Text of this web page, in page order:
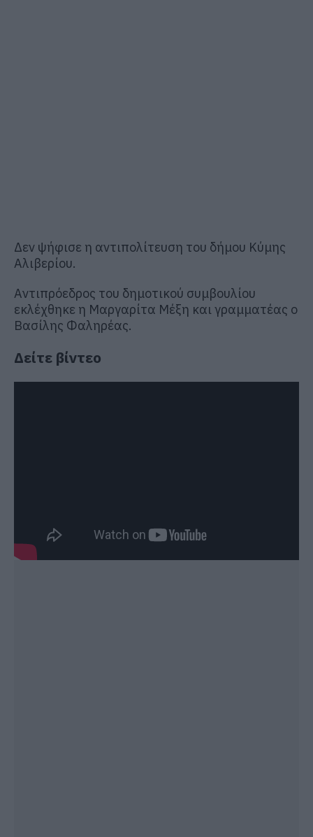
Δεν ψήφισε η αντιπολίτευση του δήμου Κύμης
Αλιβερίου.
Αντιπρόεδρος του δημοτικού συμβουλίου
εκλέχθηκε η Μαργαρίτα Μέξη και γραμματέας ο
Βασίλης Φαληρέας.
Δείτε βίντεο